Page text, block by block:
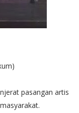
pasangan artis